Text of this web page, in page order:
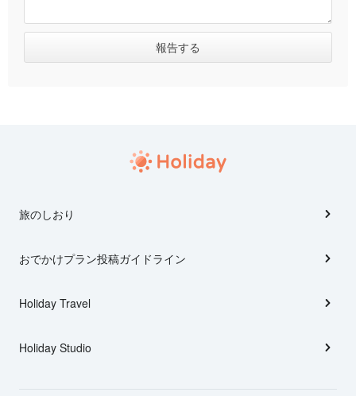
旅のしおり
おでかけプラン投稿ガイドライン
Holiday Travel
Holiday Studio